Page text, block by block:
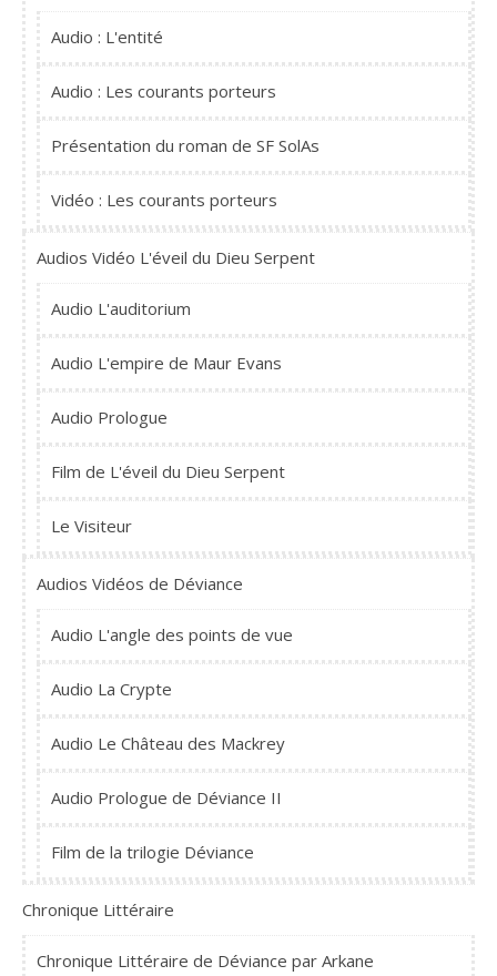
Audio : L'entité
Audio : Les courants porteurs
Présentation du roman de SF SolAs
Vidéo : Les courants porteurs
Audios Vidéo L'éveil du Dieu Serpent
Audio L'auditorium
Audio L'empire de Maur Evans
Audio Prologue
Film de L'éveil du Dieu Serpent
Le Visiteur
Audios Vidéos de Déviance
Audio L'angle des points de vue
Audio La Crypte
Audio Le Château des Mackrey
Audio Prologue de Déviance II
Film de la trilogie Déviance
Chronique Littéraire
Chronique Littéraire de Déviance par Arkane